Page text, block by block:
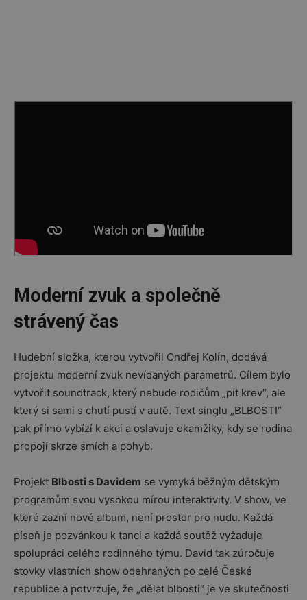
Moderní zvuk a společně
strávený čas
Hudební složka, kterou vytvořil Ondřej Kolín, dodává
projektu moderní zvuk nevídaných parametrů. Cílem bylo
vytvořit soundtrack, který nebude rodičům „pít krev“, ale
který si sami s chutí pustí v autě. Text singlu „BLBOSTI“
pak přímo vybízí k akci a oslavuje okamžiky, kdy se rodina
propojí skrze smích a pohyb.
Projekt Blbosti s Davidem se vymyká běžným dětským
programům svou vysokou mírou interaktivity. V show, ve
které zazní nové album, není prostor pro nudu. Každá
píseň je pozvánkou k tanci a každá soutěž vyžaduje
spolupráci celého rodinného týmu. David tak zúročuje
stovky vlastních show odehraných po celé České
republice a potvrzuje, že „dělat blbosti“ je ve skutečnosti